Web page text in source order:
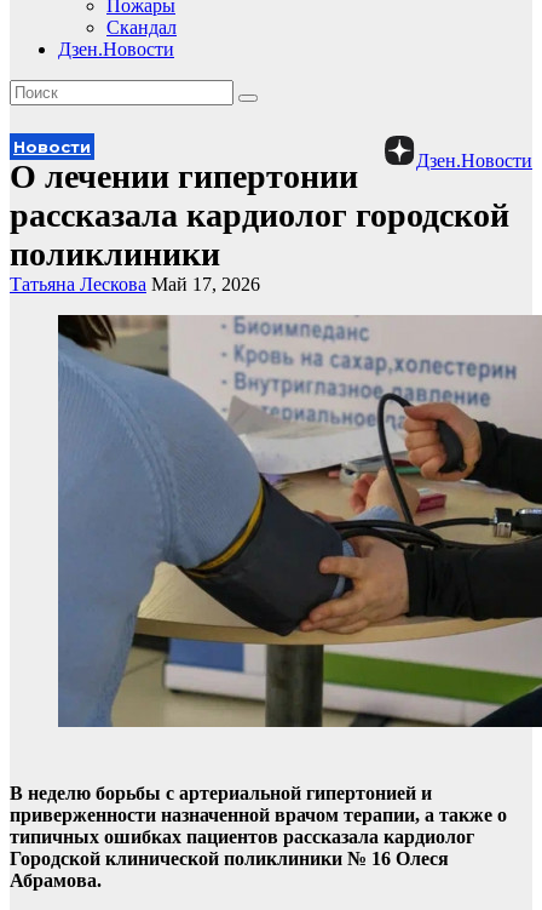
Пожары
Скандал
Дзен.Новости
Дзен.Новости
Новости
О лечении гипертонии
рассказала кардиолог городской
поликлиники
Татьяна Лескова Май 17, 2026
В неделю борьбы с артериальной гипертонией и
приверженности назначенной врачом терапии, а также о
типичных ошибках пациентов рассказала кардиолог
Городской клинической поликлиники № 16 Олеся
Абрамова.